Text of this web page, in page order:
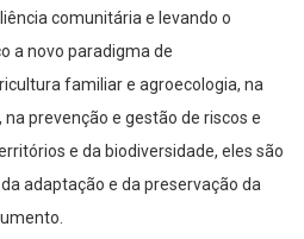
comunitária e levando o
a novo paradigma de
familiar e agroecologia, na
prevenção e gestão de riscos e
e da biodiversidade, eles são
adaptação e da preservação da